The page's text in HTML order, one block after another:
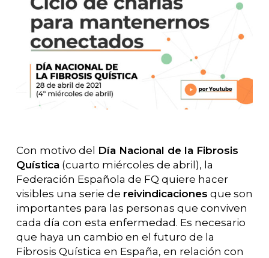
Con motivo del Día Nacional de la Fibrosis
Quística(cuarto miércoles de abril), la
Federación Española de FQ quiere hacer
visibles una serie de reivindicaciones que son
importantes para las personas que conviven
cada día con esta enfermedad. Es necesario
que haya un cambio en el futuro de la
Fibrosis Quística en España, en relación con